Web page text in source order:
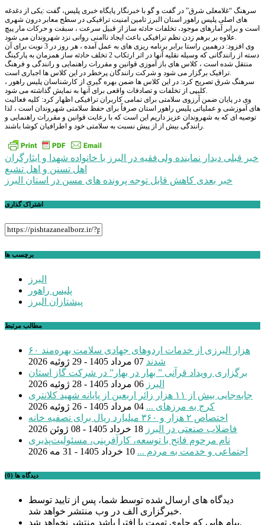
سرهنگ “غلامعلی شرق” در گفت و گو با خبرنگار پایگاه خبری پلیس، گفت :یکی از دغدغه
های اصلی پلیس راهور استان البرز تامین امنیت ترافیکی در سطح معابر درون شهری
است و برابر آمارهای موجود، تخلفات حادثه ساز از قبیل سرعت ، سبقت و حرکات مار پیچ
علاوه بر برهم زدن نظم ترافیکی باعث ایجاد ناامنی روانی نزد شهروندان می شود.
وی افزود: درهمین راستا برابر برنامه ریزی های به عمل آمده ، هر روز در 3 نوبت برای آن
دسته از رانندگانی که وسیله نقلیه آنها در اثر ارتکاب 2 تخلف حادثه ساز همزمان به پارکینگ
منتقل شده است ، کلاس های باز آموزی قوانین و مقررات راهنمایی و رانندگی و فرهنگ
ترافیک برگزار می شود و شرکت رانندگان پرخطر در این کلاس ها اجباری است.
سرهنگ شرق تصریح کرد: در این کلاس ها ضمن بهره گیری از کارشناسان پلیس راهور ،
کلیپی از تخلفات و تصادفات واقعی برای آنها به نمایش گذاشته می شود.
وی در پایان ضمن آرزوی سلامتی برای تمامی کاربران ترافیکی اظهار کرد: کلیه فعالیت
های آموزشی و عملیاتی پلیس راهور استان صرفاً برای حفظ سلامتی شهروندان است ، لذا
توصیه ای که به شهروندان عزیز داریم این است که با رعایت قوانین و مقررات راهنمایی و
رانندگی بیش از از پیش نسبت به سلامتی خود و اطرافیان کوشا باشند.
راهبری
نوشته
خبر قبلی دیدار نماینده ولی‌فقیه در البرز با خانواده شهدا و ایثارگران
اهل تسنن و اهل تشیع
خبر بعدی کاهش قابل توجه پرونده های مسن در استان البرز
اشتراک گذاری
برچسب ها
البرز
پلیس راهور
پیشتازان البرز
مطالب مرتبط
۶۰ هزار البرزی از خدمات اردوهای جهادی سلامت بهره‌مند
شدند 07 مرداد 1405 - 29 ژوئیه 2026
برگزاری رویداد قرآنی ” بهار در بهار” در شرکت گاز استان
البرز 06 مرداد 1405 - 28 ژوئیه 2026
جابه‌جایی بیش از ۱۱ هزار زائر اربعین از پایانه شهید کلانتری
کرج به مرزهای ... 04 مرداد 1405 - 26 ژوئیه 2026
اختصاص ۲ هزار و ۳۶۰ میلیارد ریال برای تصفیه خانه
فاضلاب صنعتی در البرز 18 خرداد 1405 - 08 ژوئن 2026
نام مرحوم فاتح با توسعه، کارآفرینی، مسئولیت‌پذیری
اجتماعی و خدمت به مردم ... 10 خرداد 1405 - 31 مه 2026
دیدگاه ها (0)
دیدگاه های ارسال شده توسط شما، پس از تایید توسط
خبرگزاری الف در وب منتشر خواهد شد.
پیام هایی که حاوی تهمت یا افترا باشد منتشر نخواهد شد.